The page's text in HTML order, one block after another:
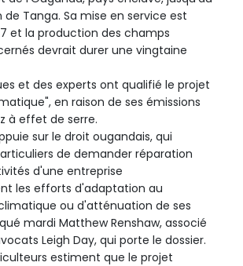
Tanga. Sa mise en service est
et la production des champs
devrait durer une vingtaine
et des experts ont qualifié le projet
en raison de ses émissions
à effet de serre.
sur le droit ougandais, qui
de demander réparation
d'une entreprise
les efforts d'adaptation au
ou d'atténuation de ses
mardi Matthew Renshaw, associé
Leigh Day, qui porte le dossier.
estiment que le projet